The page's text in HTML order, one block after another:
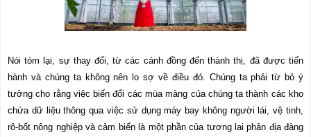
Nói tóm lại, sự thay đổi, từ các cánh đồng đến thành thị, đã được tiến
hành và chúng ta không nên lo sợ về điều đó. Chúng ta phải từ bỏ ý
tưởng cho rằng việc biến đổi các mùa màng của chúng ta thành các kho
chứa dữ liệu thông qua việc sử dụng máy bay không người lái, vệ tinh,
rô-bốt nông nghiệp và cảm biến là một phần của tương lai phản địa đàng